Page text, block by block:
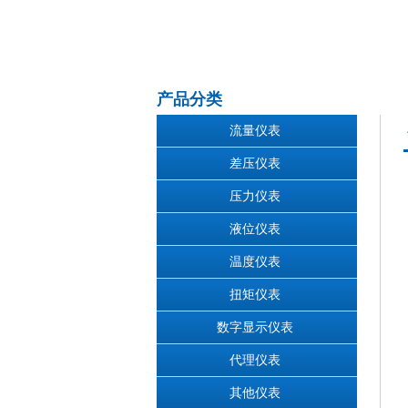
产品分类
流量仪表
差压仪表
压力仪表
液位仪表
温度仪表
扭矩仪表
数字显示仪表
代理仪表
其他仪表